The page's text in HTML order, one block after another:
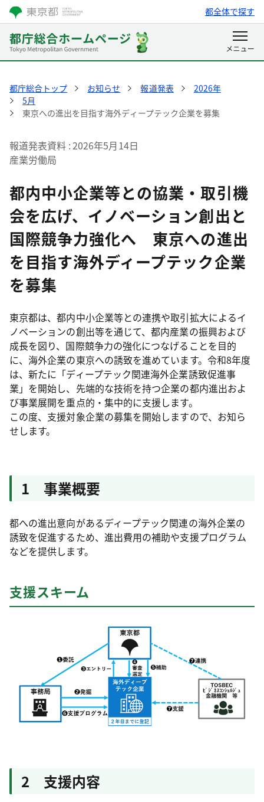
都全体で探す
都庁総合トップ お知らせ 報道発表
2026年
5月
東京への進出を目指す海外ディープテック企業を募集
報道発表資料 2026年5月14日
産業労働局
都内中小企業等との協業・取引機
会を広げ、イノベーション創出と
国際競争力強化へ 東京への進出
を目指す海外ディープテック企業
を募集
東京都は、都内中小企業等との連携や取引拡大によるイ
ノベーションの創出等を通じて、都内産業の振興および
成長を図り、国際競争力の強化につなげることを目的
に、海外企業の東京への誘致を進めています。令和8年度
は、新たに「ディープテック関連海外企業誘致促進事
業」を開始し、先端的な技術を持つ企業の都内進出およ
び事業展開を重点的・集中的に支援します。
この度、支援対象企業の募集を開始しますので、お知ら
せします。
1 事業概要
都への進出意向があるディープテック関連の海外企業の
誘致を促進するため、進出費用の補助や支援プログラム
などを提供します。
支援スキーム
2 支援内容